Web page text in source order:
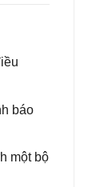
báo
một bộ